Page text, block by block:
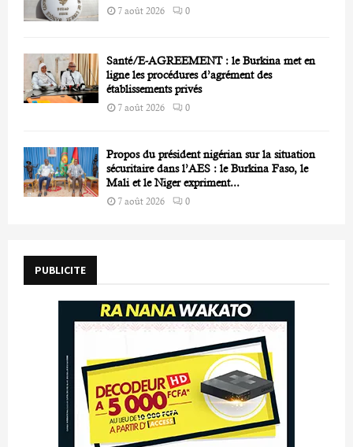
7 août 2026 0
Santé/E-AGREEMENT : le Burkina met en
ligne les procédures d’agrément des
établissements privés
7 août 2026 0
Propos du président nigérian sur la situation
sécuritaire dans l’AES : le Burkina Faso, le
Mali et le Niger expriment...
7 août 2026 0
PUBLICITE